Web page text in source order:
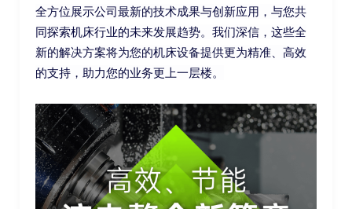
全方位展示公司最新的技术成果与创新应用，与您共
同探索机床行业的未来发展趋势。我们深信，这些全
新的解决方案将为您的机床设备提供更为精准、高效
的支持，助力您的业务更上一层楼。